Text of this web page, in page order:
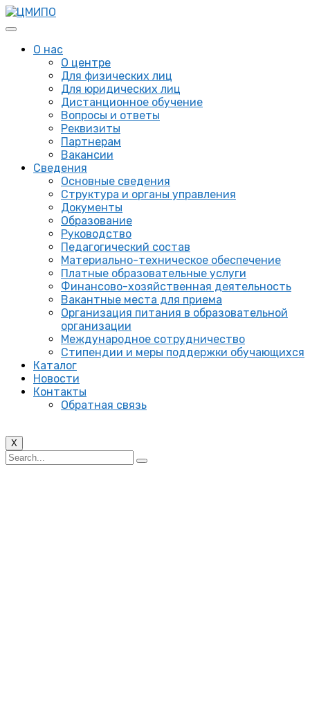
О нас
О центре
Для физических лиц
Для юридических лиц
Дистанционное обучение
Вопросы и ответы
Реквизиты
Партнерам
Вакансии
Сведения
Основные сведения
Структура и органы управления
Документы
Образование
Руководство
Педагогический состав
Материально-техническое обеспечение
Платные образовательные услуги
Финансово-хозяйственная деятельность
Вакантные места для приема
Организация питания в образовательной
организации
Международное сотрудничество
Стипендии и меры поддержки обучающихся
Каталог
Новости
Контакты
Обратная связь
X